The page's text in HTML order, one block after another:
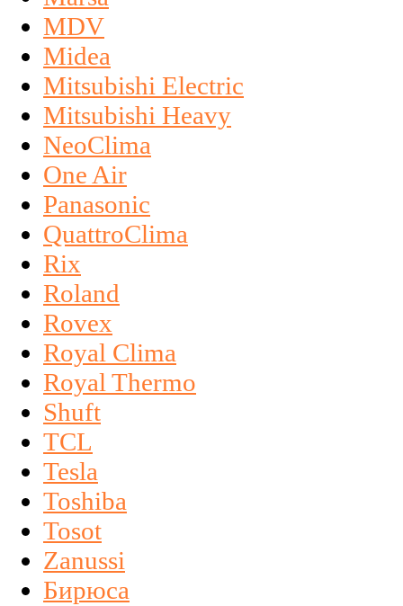
MDV
Midea
Mitsubishi Electric
Mitsubishi Heavy
NeoClima
One Air
Panasonic
QuattroClima
Rix
Roland
Rovex
Royal Clima
Royal Thermo
Shuft
TCL
Tesla
Toshiba
Tosot
Zanussi
Бирюса